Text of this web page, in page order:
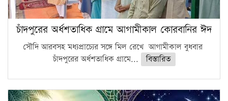
চাঁদপুরের অর্ধশতাধিক গ্রামে আগামীকাল কোরবানির ঈদ
সৌদি আরবসহ মধ্যপ্রাচ্যের সঙ্গে মিল রেখে আগামীকাল বুধবার
চাঁদপুরের অর্ধশতাধিক গ্রামে...
বিস্তারিত